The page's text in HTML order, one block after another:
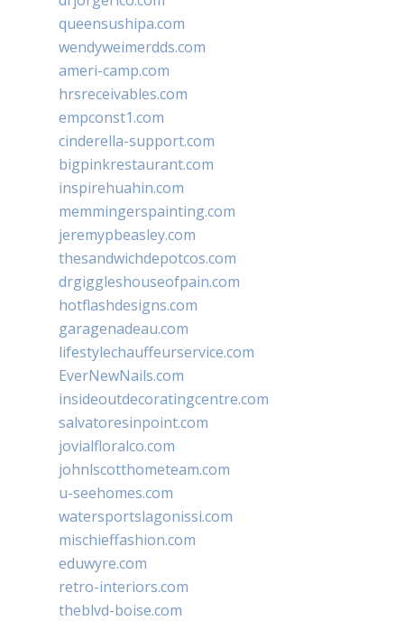
queensushipa.com
wendyweimerdds.com
ameri-camp.com
hrsreceivables.com
empconst1.com
cinderella-support.com
bigpinkrestaurant.com
inspirehuahin.com
memmingerspainting.com
jeremypbeasley.com
thesandwichdepotcos.com
drgiggleshouseofpain.com
hotflashdesigns.com
garagenadeau.com
lifestylechauffeurservice.com
EverNewNails.com
insideoutdecoratingcentre.com
salvatoresinpoint.com
jovialfloralco.com
johnlscotthometeam.com
u-seehomes.com
watersportslagonissi.com
mischieffashion.com
eduwyre.com
retro-interiors.com
theblvd-boise.com